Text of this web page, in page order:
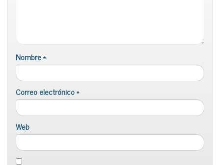
Nombre*
Correo electrónico*
Web